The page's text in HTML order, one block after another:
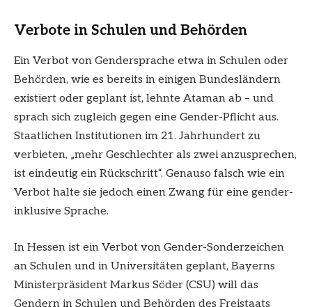
Verbote in Schulen und Behörden
Ein Verbot von Gendersprache etwa in Schulen oder
Behörden, wie es bereits in einigen Bundesländern
existiert oder geplant ist, lehnte Ataman ab – und
sprach sich zugleich gegen eine Gender-Pflicht aus.
Staatlichen Institutionen im 21. Jahrhundert zu
verbieten, „mehr Geschlechter als zwei anzusprechen,
ist eindeutig ein Rückschritt“. Genauso falsch wie ein
Verbot halte sie jedoch einen Zwang für eine gender-
inklusive Sprache.
In Hessen ist ein Verbot von Gender-Sonderzeichen
an Schulen und in Universitäten geplant, Bayerns
Ministerpräsident Markus Söder (CSU) will das
Gendern in Schulen und Behörden des Freistaats